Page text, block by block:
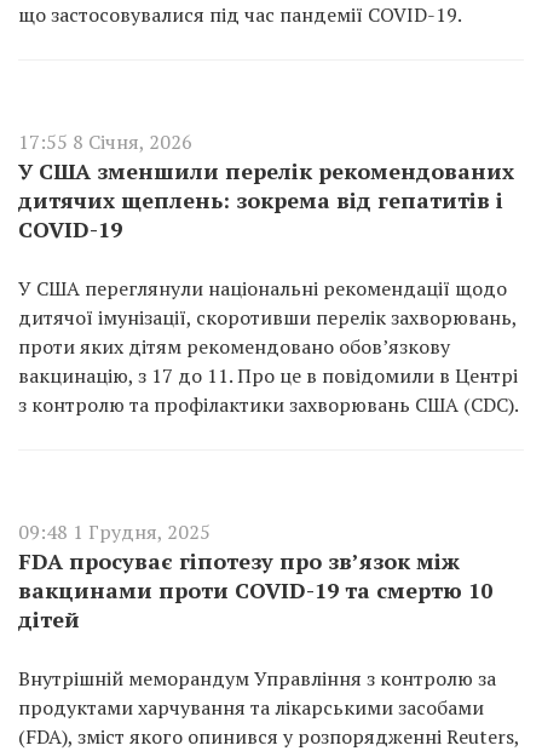
що застосовувалися під час пандемії COVID-19.
17:55 8 Січня, 2026
У США зменшили перелік рекомендованих
дитячих щеплень: зокрема від гепатитів і
COVID-19
У США переглянули національні рекомендації щодо
дитячої імунізації, скоротивши перелік захворювань,
проти яких дітям рекомендовано обов’язкову
вакцинацію, з 17 до 11. Про це в повідомили в Центрі
з контролю та профілактики захворювань США (CDC).
09:48 1 Грудня, 2025
FDA просуває гіпотезу про зв’язок між
вакцинами проти COVID-19 та смертю 10
дітей
Внутрішній меморандум Управління з контролю за
продуктами харчування та лікарськими засобами
(FDA), зміст якого опинився у розпорядженні Reuters,